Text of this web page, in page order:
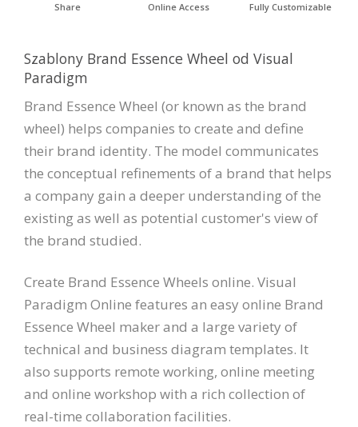
Share Online Access Fully Customizable
Szablony Brand Essence Wheel od Visual
Paradigm
Brand Essence Wheel (or known as the brand
wheel) helps companies to create and define
their brand identity. The model communicates
the conceptual refinements of a brand that helps
a company gain a deeper understanding of the
existing as well as potential customer's view of
the brand studied.
Create Brand Essence Wheels online. Visual
Paradigm Online features an easy online Brand
Essence Wheel maker and a large variety of
technical and business diagram templates. It
also supports remote working, online meeting
and online workshop with a rich collection of
real-time collaboration facilities.